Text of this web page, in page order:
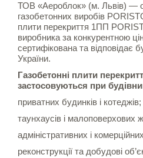
ТОВ «Аероблок» (м. Львів) —
газобетонних виробів
плити перекриття 1ПП
виробника за конкурентною
сертифікована та відповідає
України.
Газобетонні плити
застосовуються при
приватних будинків і котеджів;
таунхаусів і малоповерхових
адміністративних і
реконструкції та добудові